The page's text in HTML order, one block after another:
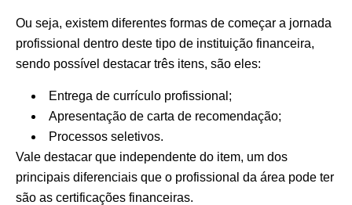
Ou seja, existem diferentes formas de começar a jornada
profissional dentro deste tipo de instituição financeira,
sendo possível destacar três itens, são eles:
Entrega de currículo profissional;
Apresentação de carta de recomendação;
Processos seletivos.
Vale destacar que independente do item, um dos
principais diferenciais que o profissional da área pode ter
são as certificações financeiras.